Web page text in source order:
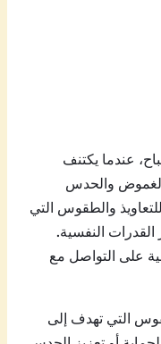
عندما يكتنف
والحدس
والطقوس التي
النفسية.
على التواصل مع
التي تهدف إلى